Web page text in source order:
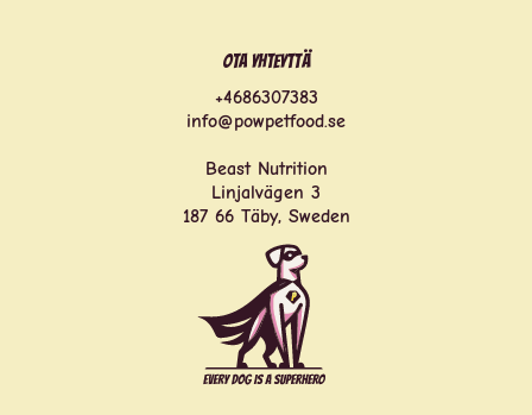
Ota yhteyttä
+4686307383
info@powpetfood.se
Beast Nutrition
Linjalvägen 3
187 66 Täby, Sweden